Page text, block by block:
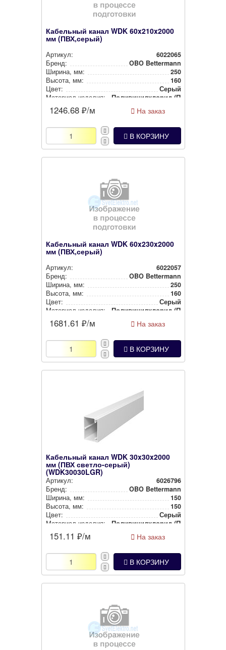
Кабельный канал WDK 60x210x2000
мм (ПВХ,серый)
Артикул:
6022065
Бренд:
OBO Bettermann
Ширина, мм:
250
Высота, мм:
160
Цвет:
Серый
Материал изделия:
Поли­ви­нил­хло­рид (ПВХ)
1246.68 ₽/м На заказ
В КОРЗИНУ
Кабельный канал WDK 60x230x2000
мм (ПВХ,серый)
Артикул:
6022057
Бренд:
OBO Bettermann
Ширина, мм:
250
Высота, мм:
160
Цвет:
Серый
Материал изделия:
Поли­ви­нил­хло­рид (ПВХ)
1681.61 ₽/м На заказ
В КОРЗИНУ
Кабельный канал WDK 30x30x2000
мм (ПВХ светло-серый)
(WDK30030LGR)
Артикул:
6026796
Бренд:
OBO Bettermann
Ширина, мм:
150
Высота, мм:
150
Цвет:
Серый
Материал изделия:
Поли­ви­нил­хло­рид (ПВХ)
Материал изделия:
151.11 ₽/м На заказ
В КОРЗИНУ